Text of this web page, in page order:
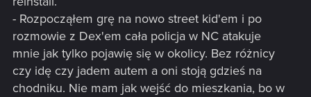
- Rozpocząłem grę na nowo street kid'em i po
rozmowie z Dex'em cała policja w NC atakuje
mnie jak tylko pojawię się w okolicy. Bez różnicy
czy idę czy jadem autem a oni stoją gdzieś na
chodniku. Nie mam jak wejść do mieszkania, bo w